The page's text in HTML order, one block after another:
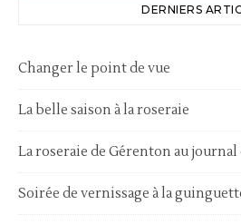
DERNIERS
Changer le point de vue
La belle saison à la roseraie
La roseraie de Gérenton au
Soirée de vernissage à la